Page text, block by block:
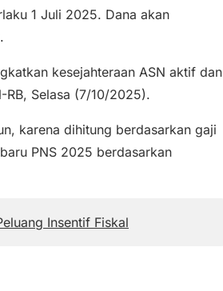
1 Juli 2025. Dana akan
kesejahteraan ASN aktif dan
RB, Selasa (7/10/2025).
karena dihitung berdasarkan gaji
PNS 2025 berdasarkan
Insentif Fiskal